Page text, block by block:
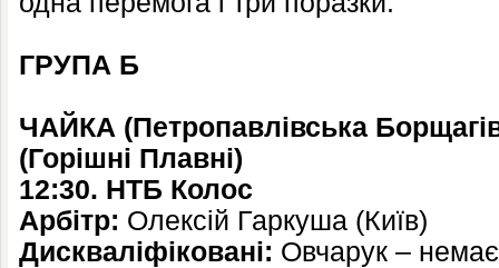
ГРУПА Б
ЧАЙКА (Петропавлівська
(Горішні Плавні)
12:30. НТБ Колос
Арбітр: Олексій Гаркуша (Київ)
Дискваліфіковані: Овчарук – немає